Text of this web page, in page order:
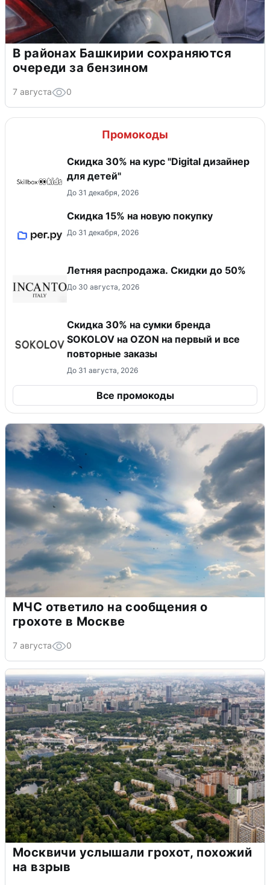
В районах Башкирии сохраняются
очереди за бензином
7 августа 0
Промокоды
Скидка 30% на курс "Digital дизайнер
для детей"
До 31 декабря, 2026
Скидка 15% на новую покупку
До 31 декабря, 2026
Летняя распродажа. Скидки до 50%
До 30 августа, 2026
Скидка 30% на сумки бренда
SOKOLOV на OZON на первый и все
повторные заказы
До 31 августа, 2026
Все промокоды
МЧС ответило на сообщения о
грохоте в Москве
7 августа 0
Москвичи услышали грохот, похожий
на взрыв